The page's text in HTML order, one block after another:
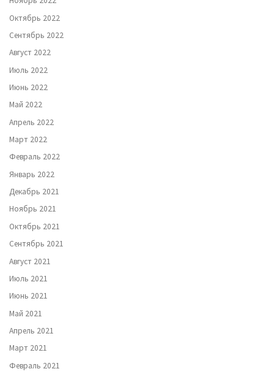
Октябрь 2022
Сентябрь 2022
Август 2022
Июль 2022
Июнь 2022
Май 2022
Апрель 2022
Март 2022
Февраль 2022
Январь 2022
Декабрь 2021
Ноябрь 2021
Октябрь 2021
Сентябрь 2021
Август 2021
Июль 2021
Июнь 2021
Май 2021
Апрель 2021
Март 2021
Февраль 2021